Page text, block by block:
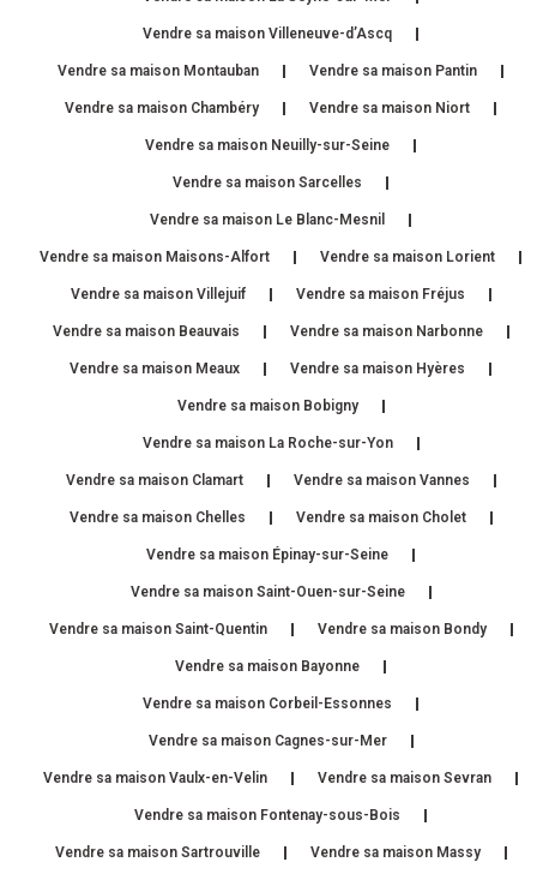
Vendre sa maison Villeneuve-d’Ascq
Vendre sa maison Montauban Vendre sa maison Pantin
Vendre sa maison Chambéry Vendre sa maison Niort
Vendre sa maison Neuilly-sur-Seine
Vendre sa maison Sarcelles
Vendre sa maison Le Blanc-Mesnil
Vendre sa maison Maisons-Alfort Vendre sa maison Lorient
Vendre sa maison Villejuif Vendre sa maison Fréjus
Vendre sa maison Beauvais Vendre sa maison Narbonne
Vendre sa maison Meaux Vendre sa maison Hyères
Vendre sa maison Bobigny
Vendre sa maison La Roche-sur-Yon
Vendre sa maison Clamart Vendre sa maison Vannes
Vendre sa maison Chelles Vendre sa maison Cholet
Vendre sa maison Épinay-sur-Seine
Vendre sa maison Saint-Ouen-sur-Seine
Vendre sa maison Saint-Quentin Vendre sa maison Bondy
Vendre sa maison Bayonne
Vendre sa maison Corbeil-Essonnes
Vendre sa maison Cagnes-sur-Mer
Vendre sa maison Vaulx-en-Velin Vendre sa maison Sevran
Vendre sa maison Fontenay-sous-Bois
Vendre sa maison Sartrouville Vendre sa maison Massy